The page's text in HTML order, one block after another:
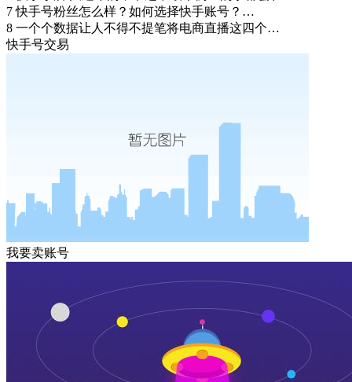
7快手号粉丝怎么样？如何选择快手账号？…
8 一个个数据让人不得不提笔将电商直播这四个…
快手号交易
我要卖账号